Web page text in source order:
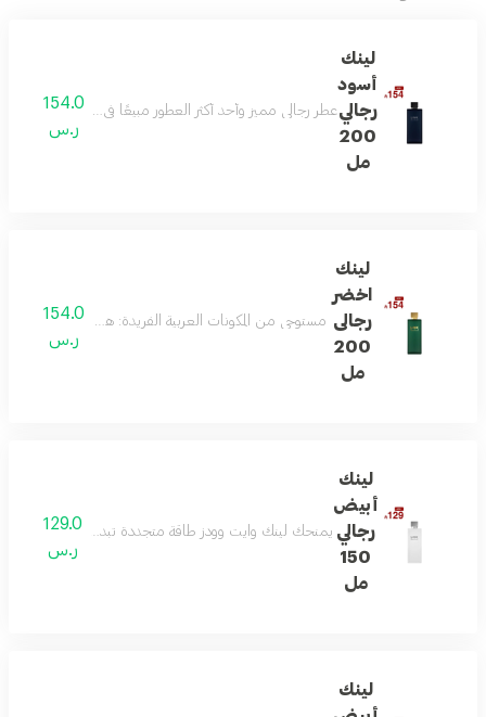
لينك
أسود
رجالي
200
مل
عطر رجالي مميز وأحد أكثر العطور مبيعًا في السعودية، يمزج
154.0
ر.س
لينك
اخضر
رجالى
200
مل
مستوحى من المكونات العربية الفريدة: هذا العطر يمزج
154.0
ر.س
لينك
أبيض
رجالي
150
مل
يمنحك لينك وايت وودز طاقة متجددة تبدأ بالبرغموت
129.0
ر.س
لينك